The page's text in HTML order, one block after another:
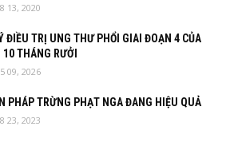
13, 2020
ĐIỀU TRỊ UNG THƯ PHỔI GIAI ĐOẠN 4 CỦA
THÁNG RƯỞI
09, 2026
PHÁP TRỪNG PHẠT NGA ĐANG HIỆU QUẢ
23, 2023